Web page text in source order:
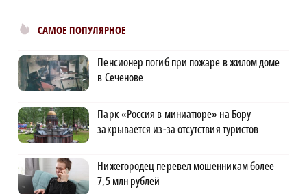
САМОЕ ПОПУЛЯРНОЕ
Пенсионер погиб при пожаре в жилом доме
в Сеченове
Парк «Россия в миниатюре» на Бору
закрывается из-за отсутствия туристов
Нижегородец перевел мошенникам более
7,5 млн рублей